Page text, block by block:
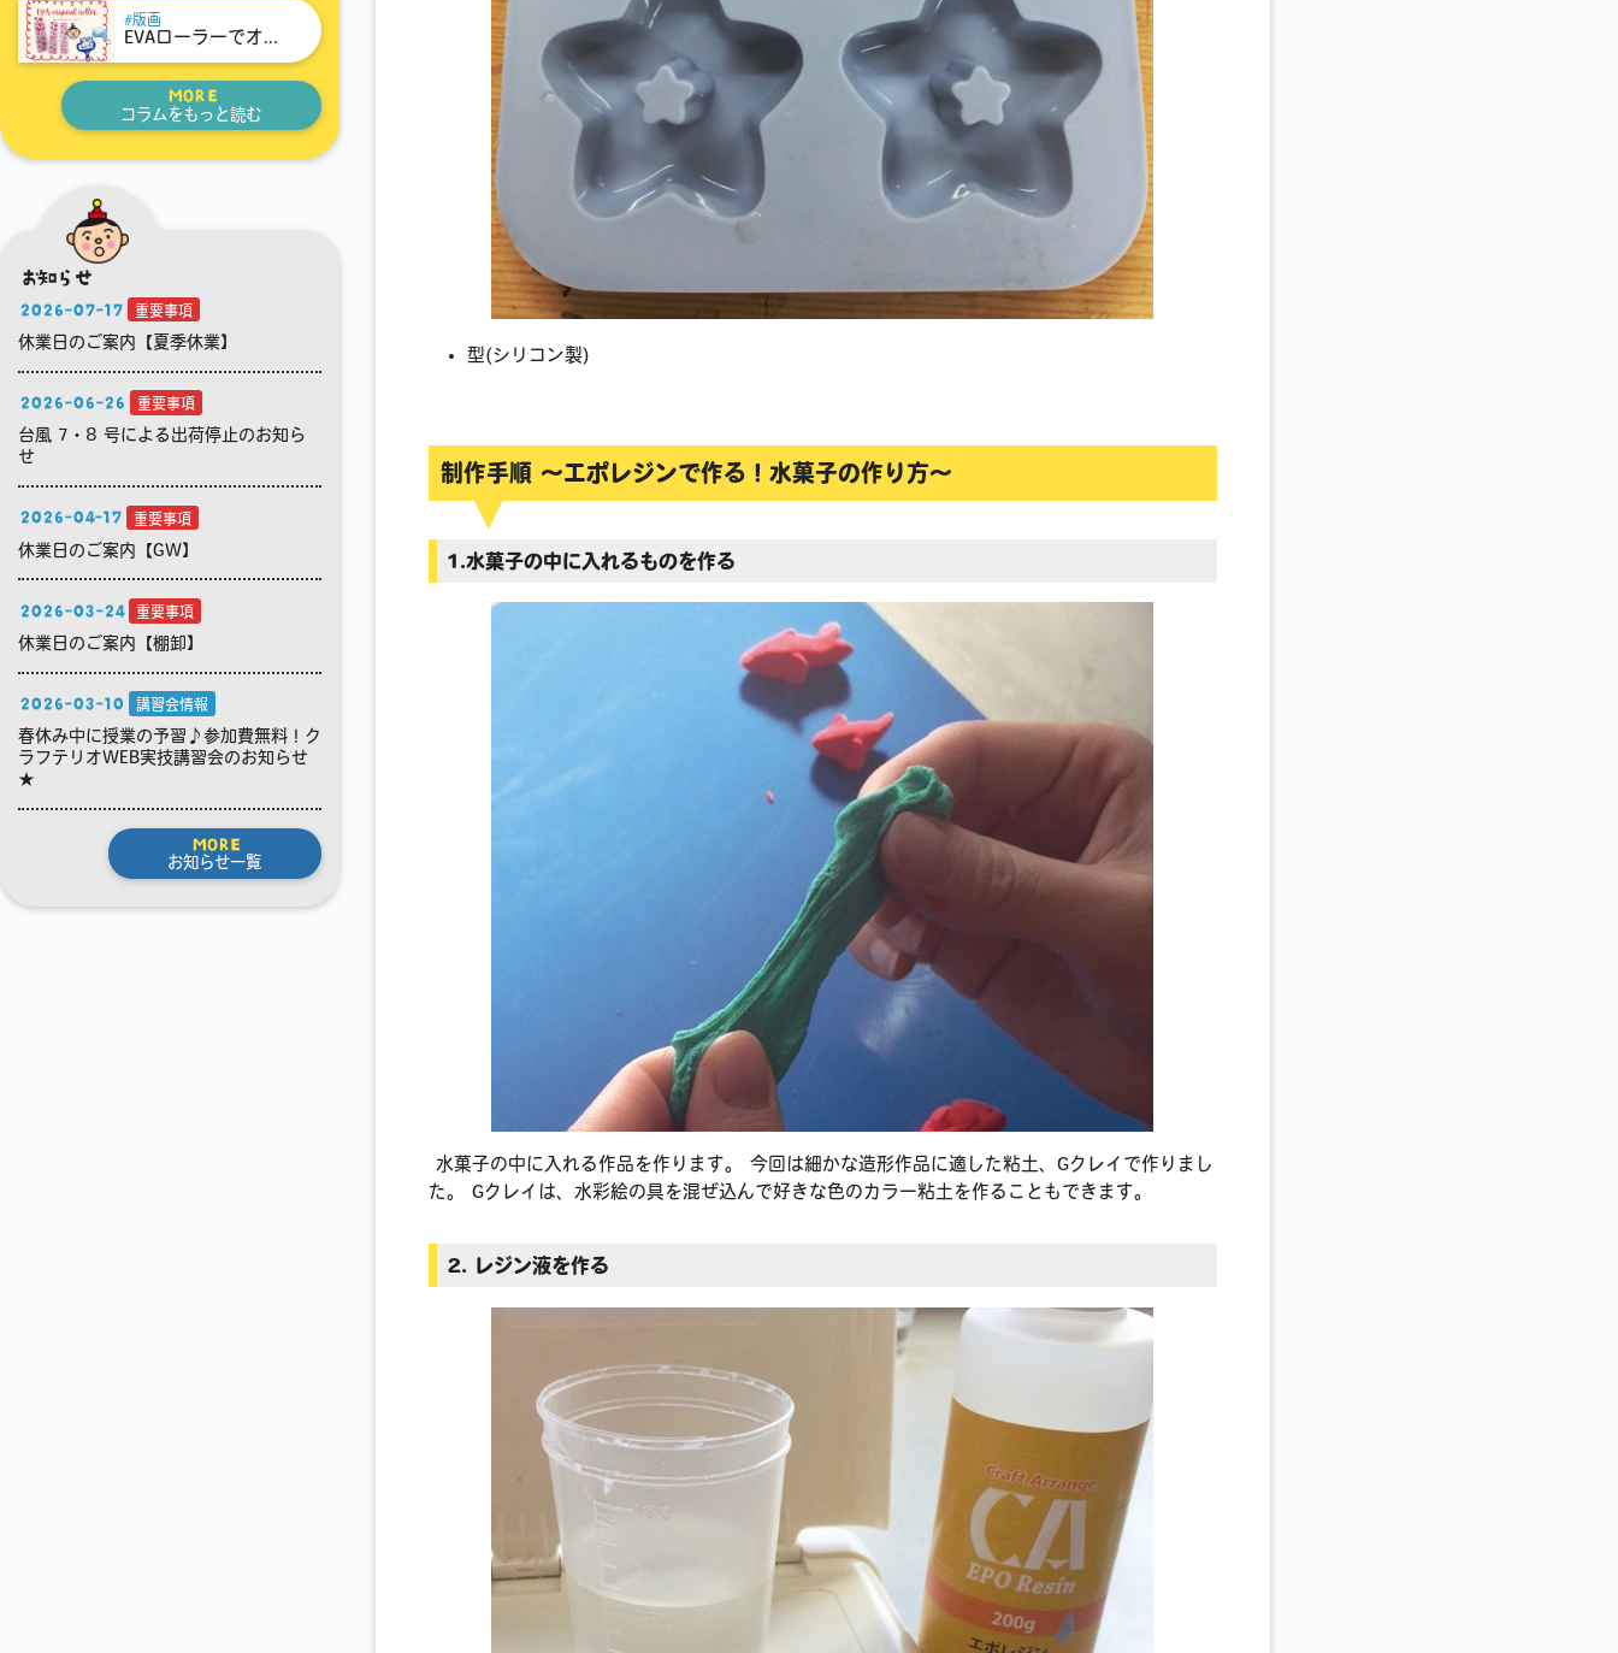
版画
EVAローラーでオ...
MORE
コラムをもっと読む
お知らせ
2026-07-17 重要事項
休業日のご案内【夏季休業】
2026-06-26 重要事項
台風 7・8 号による出荷停止のお知ら
せ
2026-04-17 重要事項
休業日のご案内【GW】
2026-03-24 重要事項
休業日のご案内【棚卸】
2026-03-10 講習会情報
春休み中に授業の予習♪参加費無料！ク
ラフテリオWEB実技講習会のお知らせ
★
MORE
お知らせ一覧
型(シリコン製)
制作手順 ～エポレジンで作る！水菓子の作り方～
1.水菓子の中に入れるものを作る
水菓子の中に入れる作品を作ります。 今回は細かな造形作品に適した粘土、Gクレイで作りまし
た。 Gクレイは、水彩絵の具を混ぜ込んで好きな色のカラー粘土を作ることもできます。
2. レジン液を作る